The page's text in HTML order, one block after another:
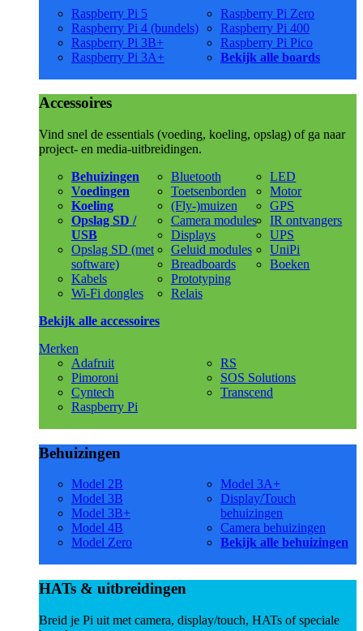
Raspberry Pi 5
Raspberry Pi 4 (bundels)
Raspberry Pi 3B+
Raspberry Pi 3A+
Raspberry Pi Zero
Raspberry Pi 400
Raspberry Pi Pico
Bekijk alle boards
Accessoires
Vind snel de essentials (voeding, koeling, opslag) of ga naar
project- en media-uitbreidingen.
Behuizingen
Voedingen
Koeling
Opslag SD /
USB
Opslag SD (met
software)
Kabels
Wi-Fi dongles
Bluetooth
Toetsenborden
(Fly-)muizen
Camera modules
Displays
Geluid modules
Breadboards
Prototyping
Relais
LED
Motor
GPS
IR ontvangers
UPS
UniPi
Boeken
Bekijk alle accessoires
Merken
Adafruit
Pimoroni
Cyntech
Raspberry Pi
RS
SOS Solutions
Transcend
Behuizingen
Model 2B
Model 3B
Model 3B+
Model 4B
Model Zero
Model 3A+
Display/Touch
behuizingen
Camera behuizingen
Bekijk alle behuizingen
HATs & uitbreidingen
Breid je Pi uit met camera, display/touch, HATs of speciale